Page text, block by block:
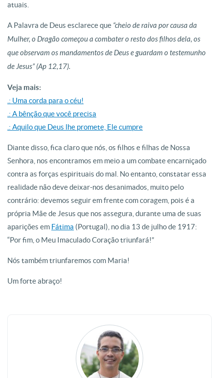
atuais.
A Palavra de Deus esclarece que “cheio de raiva por causa da
Mulher, o Dragão começou a combater o resto dos filhos dela, os
que observam os mandamentos de Deus e guardam o testemunho
de Jesus” (Ap 12,17).
Veja mais:
.: Uma corda para o céu!
.: A bênção que você precisa
.: Aquilo que Deus lhe promete, Ele cumpre
Diante disso, fica claro que nós, os filhos e filhas de Nossa
Senhora, nos encontramos em meio a um combate encarniçado
contra as forças espirituais do mal. No entanto, constatar essa
realidade não deve deixar-nos desanimados, muito pelo
contrário: devemos seguir em frente com coragem, pois é a
própria Mãe de Jesus que nos assegura, durante uma de suas
aparições em Fátima (Portugal), no dia 13 de julho de 1917:
“Por fim, o Meu Imaculado Coração triunfará!”
Nós também triunfaremos com Maria!
Um forte abraço!